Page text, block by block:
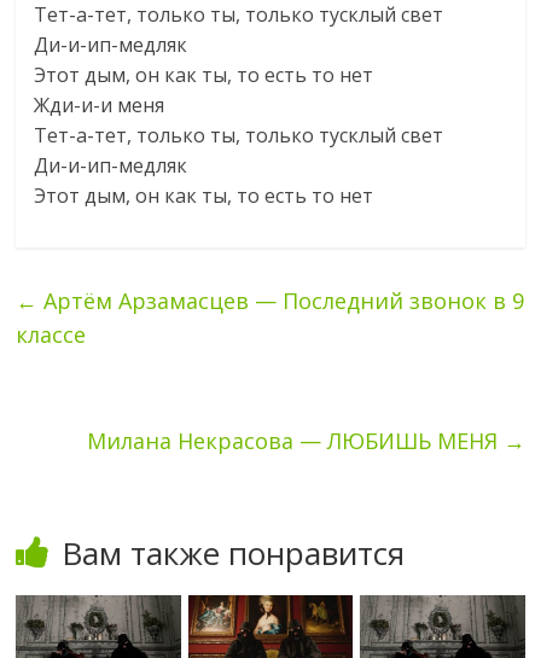
Тет-а-тет, только ты, только тусклый свет
Ди-и-ип-медляк
Этот дым, он как ты, то есть то нет
Жди-и-и меня
Тет-а-тет, только ты, только тусклый свет
Ди-и-ип-медляк
Этот дым, он как ты, то есть то нет
← Артём Арзамасцев — Последний звонок в 9
классе
Милана Некрасова — ЛЮБИШЬ МЕНЯ →
Вам также понравится